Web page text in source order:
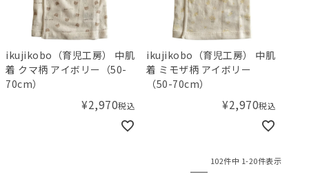
ikujikobo（育児工房） 中肌
着 クマ柄 アイボリー（50-
70cm）
¥2,970税込
ikujikobo（育児工房） 中肌
着 ミモザ柄 アイボリー
（50-70cm）
¥2,970税込
102件中 1-20件表示